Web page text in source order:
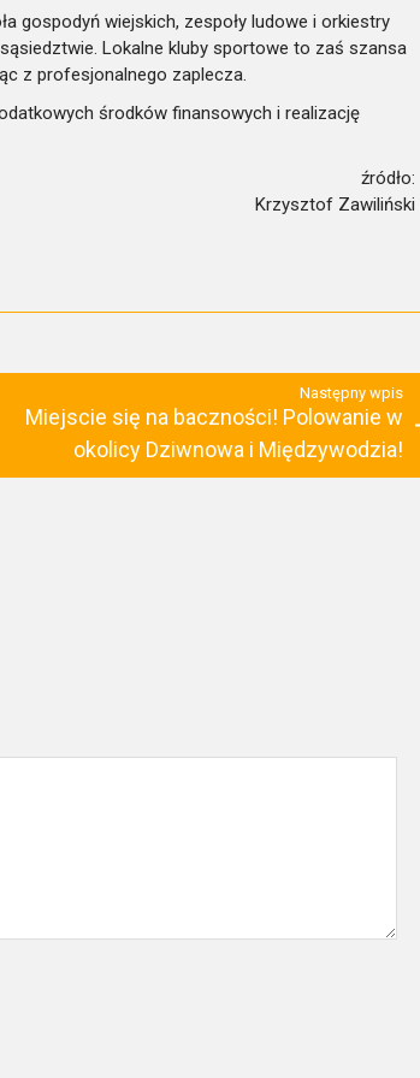
gospodyń wiejskich, zespoły ludowe i orkiestry
Lokalne kluby sportowe to zaś szansa
z profesjonalnego zaplecza.
środków finansowych i realizację
źródło:
Krzysztof Zawiliński
Następny wpis
Miejscie się na baczności! Polowanie w
okolicy Dziwnowa i Międzywodzia!